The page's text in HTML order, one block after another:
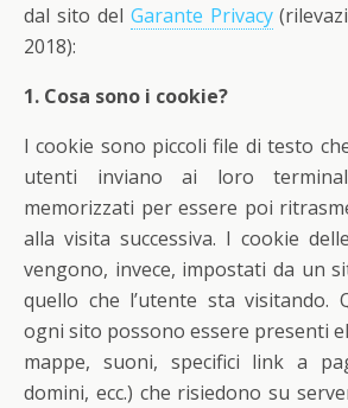
dal sito del Garante Privacy
2018):
1. Cosa sono i cookie?
I cookie sono piccoli file di testo
utenti inviano ai loro
memorizzati per essere poi
alla visita successiva. I cookie
vengono, invece, impostati da un
quello che l’utente sta visitando.
ogni sito possono essere presenti
mappe, suoni, specifici link a
domini, ecc.) che risiedono su